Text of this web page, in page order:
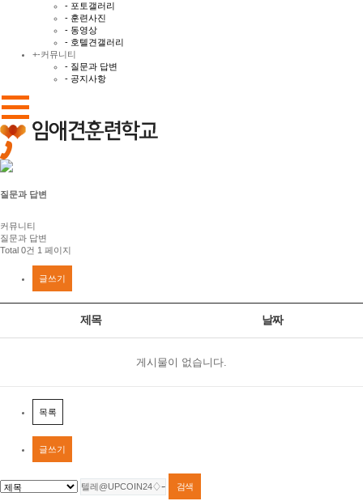
- 포토갤러리
- 훈련사진
- 동영상
- 호텔견갤러리
+-커뮤니티
- 질문과 답변
- 공지사항
질문과 답변
커뮤니티
질문과 답변
Total 0건 1 페이지
글쓰기
제목 날짜
게시물이 없습니다.
목록
글쓰기